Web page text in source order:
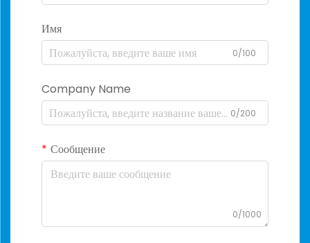
Имя
0/100
Company Name
0/200
Сообщение
0/1000